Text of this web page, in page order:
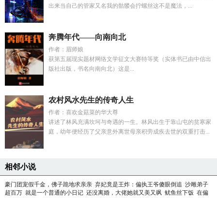
出来当自己的管家又名我的骷髅会拧螺丝这不是魔法，...
奔腾年代——向南向北
作者：眉师娘
获第五届现实题材网络文学征文大赛特等奖（实体书已由中信出
版社出版，书名向南向北）这是...
农村风水先生的传奇人生
作者：喜欢金菇菜的华大尊
讲述了林风充满坎坷与奇遇的一生。林风出生于靠山屯的贫寒家
庭，幼年便经历了父亲意外离世母亲积劳成疾去世的双重打击...
相邻小说
豪门团宠假千金，佛子跪地求亲亲 弃妃竟是王炸：偏执王爷傻眼倒追 沙雕弟子
超百万 就是一个普通的小日记 还没离婚，大佬她就又美又飒 鱿鱼丝下饭 在偏